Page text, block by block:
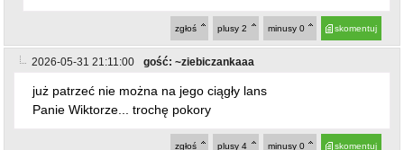
skomentuj
minusy 0
plusy 2
zgłoś
2026-05-31 21:11:00 gość: ~ziebiczankaaa
już patrzeć nie można na jego ciągły lans
Panie Wiktorze... trochę pokory
skomentuj
minusy 0
plusy 4
zgłoś